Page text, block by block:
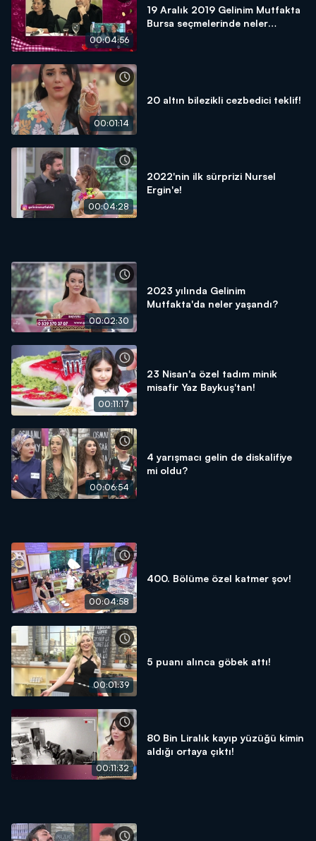
00:04:56
19 Aralık 2019 Gelinim Mutfakta
Bursa seçmelerinde neler
00:01:14
20 altın bilezikli cezbedici teklif!
00:04:28
2022'nin ilk sürprizi Nursel
Ergin'e!
00:02:30
2023 yılında Gelinim
Mutfakta'da neler yaşandı?
00:11:17
23 Nisan'a özel tadım minik
misafir Yaz Baykuş'tan!
00:06:54
4 yarışmacı gelin de diskalifiye
mi oldu?
00:04:58
400. Bölüme özel katmer şov!
00:01:39
5 puanı alınca göbek attı!
00:11:32
80 Bin Liralık kayıp yüzüğü kimin
aldığı ortaya çıktı!